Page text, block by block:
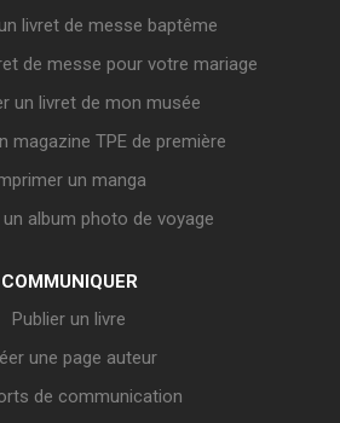
livret de messe baptême
de messe pour votre mariage
un livret de mon musée
magazine TPE de première
un manga
album photo de voyage
COMMUNIQUER
Publier un livre
une page auteur
de communication